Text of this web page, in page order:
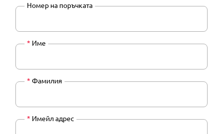
Номер на поръчката
* Име
* Фамилия
* Имейл адрес